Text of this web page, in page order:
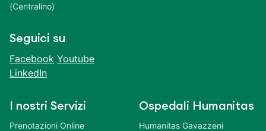
(Centralino)
Seguici su
Facebook Youtube
LinkedIn
I nostri Servizi
Prenotazioni Online
Ospedali Humanitas
Humanitas Gavazzeni